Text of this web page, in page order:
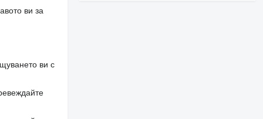
ви за
ви с